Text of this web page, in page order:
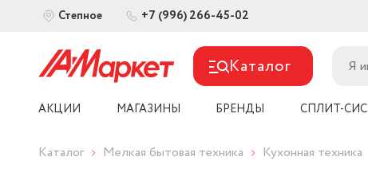
Степное +7 (996) 266-45-02
Каталог
АКЦИИ МАГАЗИНЫ БРЕНДЫ СПЛИТ-
Каталог Мелкая бытовая техника Кухонная техника